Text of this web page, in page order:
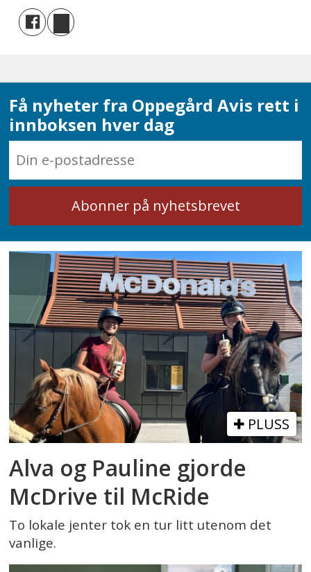
Få nyheter fra Oppegård Avis rett i
innboksen hver dag
PLUSS
Alva og Pauline gjorde
McDrive til McRide
To lokale jenter tok en tur litt utenom det
vanlige.